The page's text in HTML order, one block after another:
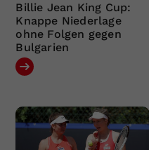
Billie Jean King Cup:
Knappe Niederlage
ohne Folgen gegen
Bulgarien